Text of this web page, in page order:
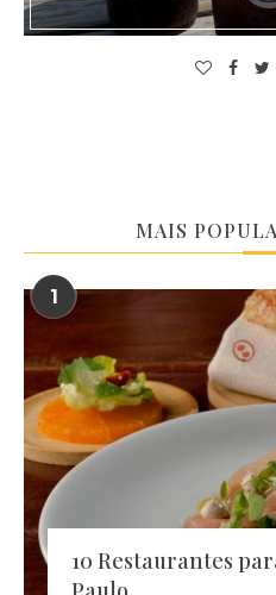
MAIS
1
10 Restaurantes